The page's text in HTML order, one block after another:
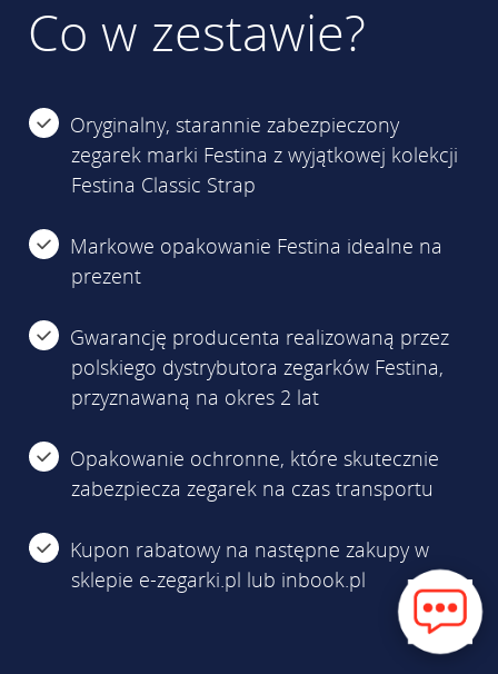
Co w zestawie?
Oryginalny, starannie zabezpieczony
zegarek marki Festina z wyjątkowej kolekcji
Festina Classic Strap
Markowe opakowanie Festina idealne na
prezent
Gwarancję producenta realizowaną przez
polskiego dystrybutora zegarków Festina,
przyznawaną na okres 2 lat
Opakowanie ochronne, które skutecznie
zabezpiecza zegarek na czas transportu
Kupon rabatowy na następne zakupy w
sklepie e-zegarki.pl lub inbook.pl